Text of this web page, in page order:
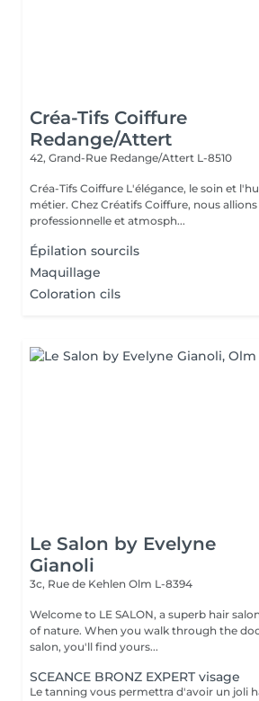
Créa-Tifs Coiffure
Redange/Attert
42, Grand-Rue Redange/Attert L-8510
Créa-Tifs Coiffure L'élégance, le soin et l'humain au cur de notre
métier. Chez Créatifs Coiffure, nous
professionnelle et atmosph...
Épilation sourcils
Maquillage
Coloration cils
Le Salon by Evelyne
Gianoli
3c, Rue de Kehlen Olm L-8394
Welcome to LE SALON, a superb hair
of nature. When you walk through the doors of this beautiful
salon, you'll find yours...
SCEANCE BRONZ EXPERT visage